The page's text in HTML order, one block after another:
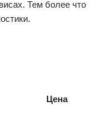
Тем более что
Цена